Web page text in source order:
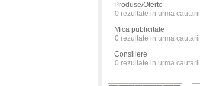
Produse/Oferte
0 rezultate in urma cautarii
Mica publicitate
0 rezultate in urma cautarii
Consiliere
0 rezultate in urma cautarii